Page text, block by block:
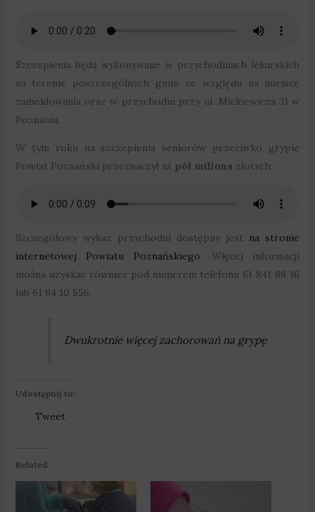
Szczepienia będą wykonywane w przychodniach lekarskich
na terenie poszczególnych gmin ze względu na miejsce
zameldowania oraz w przychodni przy ul. Mickiewicza 31 w
Poznaniu.
W tym roku na szczepienia seniorów przeciwko grypie
Powiat Poznański przeznaczył aż pół miliona złotych:
Szczegółowy wykaz przychodni dostępny jest na stronie
internetowej Powiatu Poznańskiego. Więcej informacji
można uzyskać również pod numerem telefonu 61 841 88 16
lub 61 84 10 556.
Dwukrotnie więcej zachorowań na grypę
Udostępnij to:
Tweet
Related